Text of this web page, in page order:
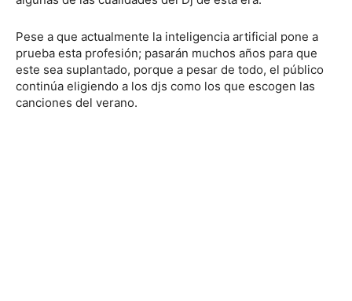
Pese a que actualmente la inteligencia artificial pone a
prueba esta profesión; pasarán muchos años para que
este sea suplantado, porque a pesar de todo, el público
continúa eligiendo a los djs como los que escogen las
canciones del verano.